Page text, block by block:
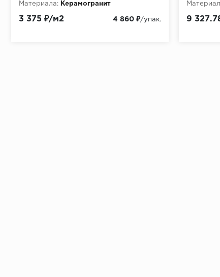
Материала:
Керамогранит
3 375 ₽/м2 4 860 ₽/упак. 9